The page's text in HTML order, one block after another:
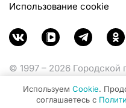
Использование cookie
© 1997 – 2026 Городской
Министерства
Используем Cookie.
соглашаетесь с